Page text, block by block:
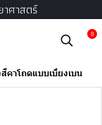
ศาสตร์
0
คาโถดแบบเบี่ยงเบน